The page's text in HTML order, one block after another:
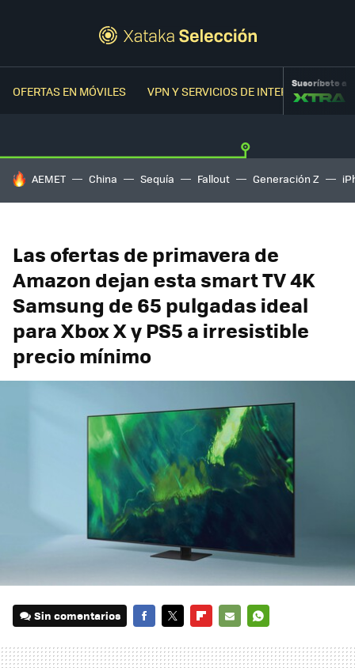
OFERTAS EN MÓVILES VPN Y SERVICIOS DE INTERNETSuscríbete a
HOY SE HABLA DE
AEMET China Sequía Fallout Generación Z
Las ofertas de primavera de
Amazon dejan esta smart TV 4K
Samsung de 65 pulgadas ideal
para Xbox X y PS5 a irresistible
precio mínimo
Sin comentarios
MAIL